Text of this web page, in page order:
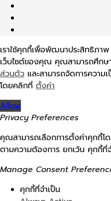
เราใช้คุกกี้เพื่อพัฒนาประสิทธิภา
เว็บไซต์ของคุณ คุณสามารถศึกษ
ส่วนตัว และสามารถจัดการควา
โดยคลิกที่ ตั้งค่า
Allow
Privacy Preferences
คุณสามารถเลือกการตั้งค่าคุกกี้โ
ตามความต้องการ ยกเว้น คุกกี้ที่
Manage Consent
คุกกี้ที่จำเป็น